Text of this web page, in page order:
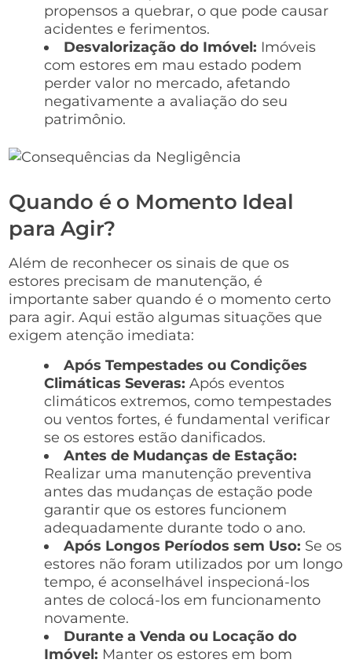
propensos a quebrar, o que pode causar
acidentes e ferimentos.
Desvalorização do Imóvel: Imóveis
com estores em mau estado podem
perder valor no mercado, afetando
negativamente a avaliação do seu
patrimônio.
Quando é o Momento Ideal
para Agir?
Além de reconhecer os sinais de que os
estores precisam de manutenção, é
importante saber quando é o momento certo
para agir. Aqui estão algumas situações que
exigem atenção imediata:
Após Tempestades ou Condições
Climáticas Severas: Após eventos
climáticos extremos, como tempestades
ou ventos fortes, é fundamental verificar
se os estores estão danificados.
Antes de Mudanças de Estação:
Realizar uma manutenção preventiva
antes das mudanças de estação pode
garantir que os estores funcionem
adequadamente durante todo o ano.
Após Longos Períodos sem Uso: Se os
estores não foram utilizados por um longo
tempo, é aconselhável inspecioná-los
antes de colocá-los em funcionamento
novamente.
Durante a Venda ou Locação do
Imóvel: Manter os estores em bom